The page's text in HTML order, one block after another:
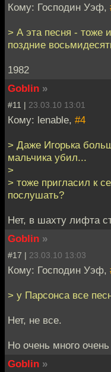
Кому: Господин Уэф,
> А эта песня - тоже
поздние
1982
Goblin »
#11 | 23.03.10 13:01
Кому: lenable, #4
> Даже Игорька
мальчика убил...
>
> тоже пригласил к
послушать?
Нет, в шахту лифта
Goblin »
#17 | 23.03.10 13:03
Кому: Господин Уэф,
> у Парсонса все
Нет, не все.
Но очень много
Goblin »